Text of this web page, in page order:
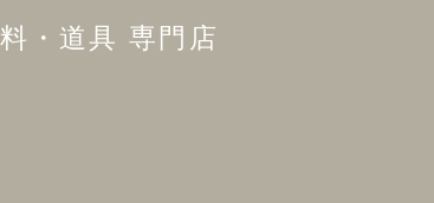
・道具 専門店